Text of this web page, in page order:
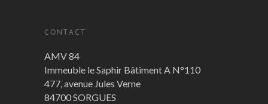
CONTACT
AMV 84
Immeuble le Saphir Bâtiment A N°110
477, avenue Jules Verne
84700 SORGUES